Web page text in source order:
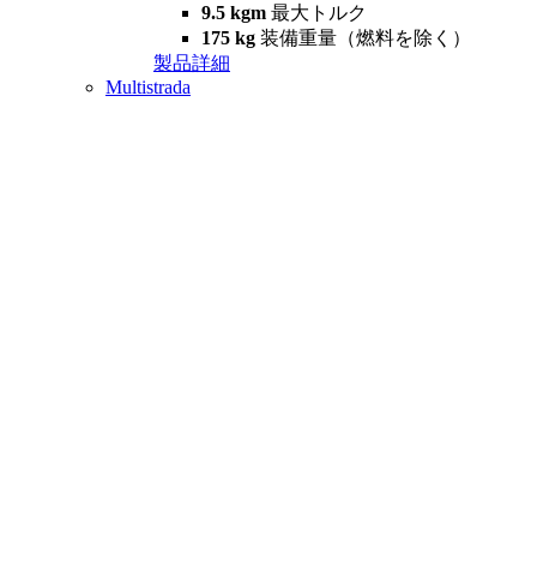
9.5 kgm 最大トルク
175 kg 装備重量（燃料を除く）
製品詳細
Multistrada